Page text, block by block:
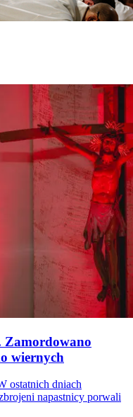
Zamordowano
wiernych
ostatnich dniach
napastnicy porwali